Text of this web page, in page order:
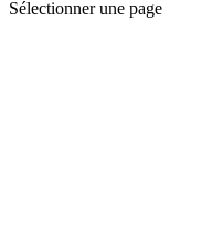
Sélectionner une page